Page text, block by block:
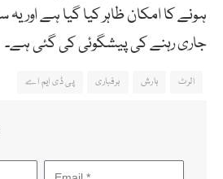
جاری رہنے کی پیشگوئی کی گئی ہے۔
الرٹ بارش برفباری پی ڈی ایم اے